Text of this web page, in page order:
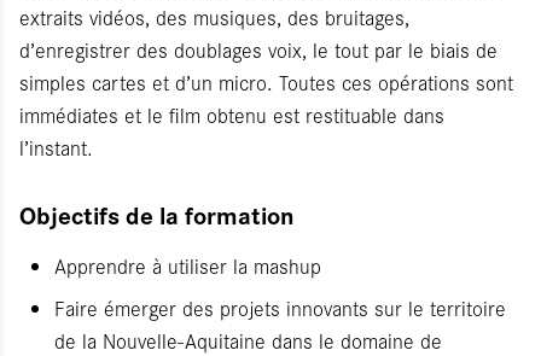
extraits vidéos, des musiques, des bruitages,
d’enregistrer des doublages voix, le tout par le biais de
simples cartes et d’un micro. Toutes ces opérations sont
immédiates et le film obtenu est restituable dans
l’instant.
Objectifs de la formation
Apprendre à utiliser la mashup
Faire émerger des projets innovants sur le territoire
de la Nouvelle-Aquitaine dans le domaine de